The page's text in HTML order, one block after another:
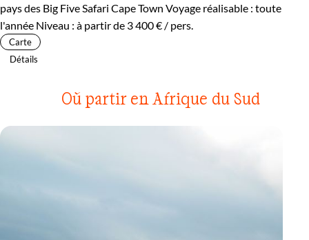
pays des Big Five Safari Cape Town Voyage réalisable : toute
l'année Niveau : à partir de 3 400 € / pers.
Carte
Détails
Où partir en Afrique du Sud